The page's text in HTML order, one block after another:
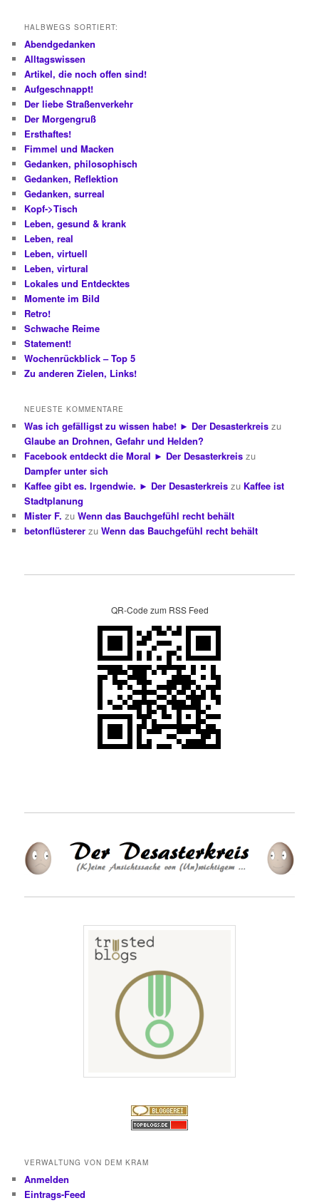
HALBWEGS SORTIERT:
Abendgedanken
Alltagswissen
Artikel, die noch offen sind!
Aufgeschnappt!
Der liebe Straßenverkehr
Der Morgengruß
Ersthaftes!
Fimmel und Macken
Gedanken, philosophisch
Gedanken, Reflektion
Gedanken, surreal
Kopf->Tisch
Leben, gesund & krank
Leben, real
Leben, virtuell
Leben, virtural
Lokales und Entdecktes
Momente im Bild
Retro!
Schwache Reime
Statement!
Wochenrückblick – Top 5
Zu anderen Zielen, Links!
NEUESTE KOMMENTARE
Was ich gefälligst zu wissen habe! ► Der Desasterkreis zu
Glaube an Drohnen, Gefahr und Helden?
Facebook entdeckt die Moral ► Der Desasterkreis zu
Dampfer unter sich
Kaffee gibt es. Irgendwie. ► Der Desasterkreis zu Kaffee ist
Stadtplanung
Mister F. zuWenn das Bauchgefühl recht behält
betonflüsterer zuWenn das Bauchgefühl recht behält
QR-Code zum RSS Feed
VERWALTUNG VON DEM KRAM
Anmelden
Eintrags-Feed